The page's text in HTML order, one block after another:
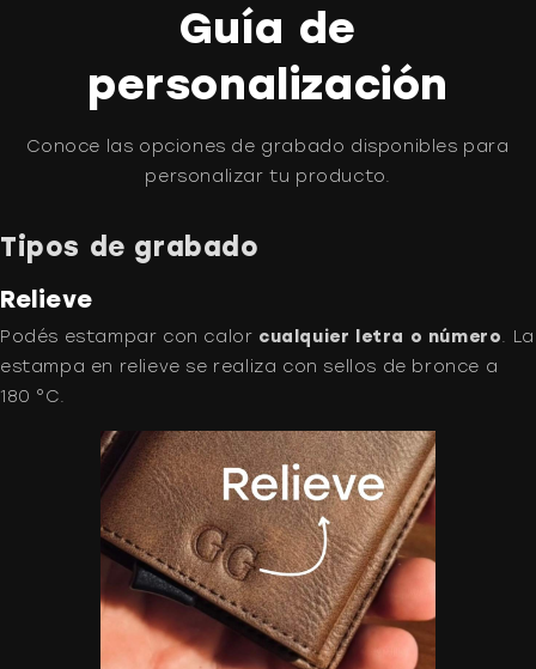
Guía de
personalización
Conoce las opciones de grabado disponibles para
personalizar tu producto.
Tipos de grabado
Relieve
Podés estampar con calor cualquier letra o número. La
estampa en relieve se realiza con sellos de bronce a
180 °C.